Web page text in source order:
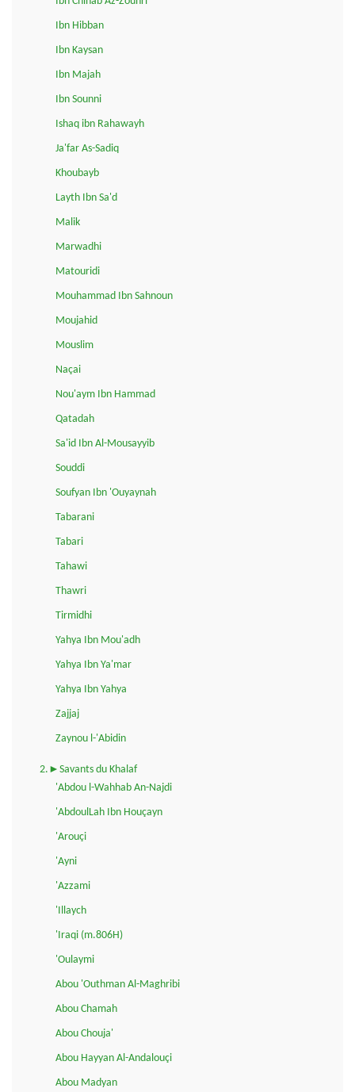
Ibn Hibban
Ibn Kaysan
Ibn Majah
Ibn Sounni
Ishaq ibn Rahawayh
Ja'far As-Sadiq
Khoubayb
Layth Ibn Sa'd
Malik
Marwadhi
Matouridi
Mouhammad Ibn Sahnoun
Moujahid
Mouslim
Naçai
Nou'aym Ibn Hammad
Qatadah
Sa'id Ibn Al-Mousayyib
Souddi
Soufyan Ibn 'Ouyaynah
Tabarani
Tabari
Tahawi
Thawri
Tirmidhi
Yahya Ibn Mou'adh
Yahya Ibn Ya'mar
Yahya Ibn Yahya
Zajjaj
Zaynou l-'Abidin
2.►Savants du Khalaf
'Abdou l-Wahhab An-Najdi
'AbdoulLah Ibn Houçayn
'Arouçi
'Ayni
'Azzami
'Illaych
'Iraqi (m.806H)
'Oulaymi
Abou 'Outhman Al-Maghribi
Abou Chamah
Abou Chouja'
Abou Hayyan Al-Andalouçi
Abou Madyan